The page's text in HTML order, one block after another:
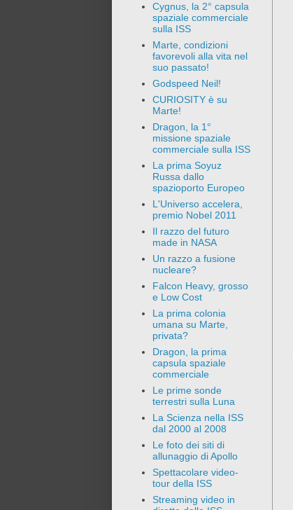
Cygnus, la 2° capsula
spaziale commerciale
sulla ISS
Marte, condizioni
favorevoli alla vita nel
suo passato!
Godspeed Neil!
CURIOSITY è su
Marte!
Dragon, la 1°
missione spaziale
commerciale sulla ISS
La prima Soyuz
Russa dallo
spazioporto Europeo
L'Universo accelera,
premio Nobel 2011
Il razzo del futuro
made in NASA
Un razzo a fusione
nucleare?
Falcon Heavy, grosso
e Low Cost
La prima colonia
umana su Marte,
privata?
Dragon, la prima
capsula spaziale
commerciale
Le prime sonde
terrestri sulla Luna
La Scienza nella ISS
dal 2000 al 2008
Le foto dei siti di
allunaggio di Apollo
Spettacolare video-
tour della ISS
Streaming video in